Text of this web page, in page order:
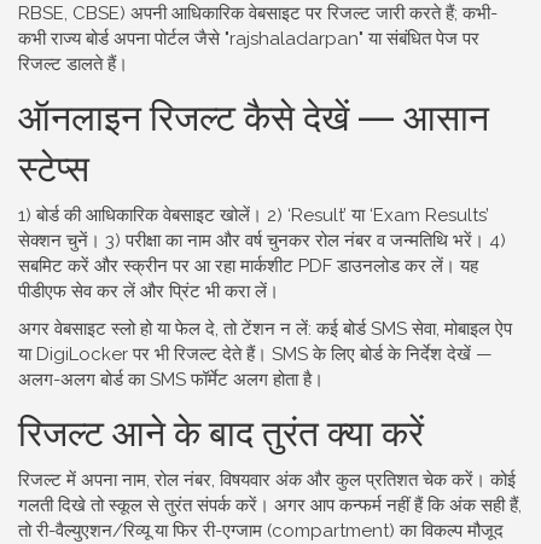
RBSE, CBSE) अपनी आधिकारिक वेबसाइट पर रिजल्ट जारी करते हैं; कभी-
कभी राज्य बोर्ड अपना पोर्टल जैसे "rajshaladarpan" या संबंधित पेज पर
रिजल्ट डालते हैं।
ऑनलाइन रिजल्ट कैसे देखें — आसान
स्टेप्स
1) बोर्ड की आधिकारिक वेबसाइट खोलें। 2) ‘Result’ या ‘Exam Results’
सेक्शन चुनें। 3) परीक्षा का नाम और वर्ष चुनकर रोल नंबर व जन्मतिथि भरें। 4)
सबमिट करें और स्क्रीन पर आ रहा मार्कशीट PDF डाउनलोड कर लें। यह
पीडीएफ सेव कर लें और प्रिंट भी करा लें।
अगर वेबसाइट स्लो हो या फेल दे, तो टेंशन न लें: कई बोर्ड SMS सेवा, मोबाइल ऐप
या DigiLocker पर भी रिजल्ट देते हैं। SMS के लिए बोर्ड के निर्देश देखें —
अलग-अलग बोर्ड का SMS फॉर्मेट अलग होता है।
रिजल्ट आने के बाद तुरंत क्या करें
रिजल्ट में अपना नाम, रोल नंबर, विषयवार अंक और कुल प्रतिशत चेक करें। कोई
गलती दिखे तो स्कूल से तुरंत संपर्क करें। अगर आप कन्फर्म नहीं हैं कि अंक सही हैं,
तो री-वैल्युएशन/रिव्यू या फिर री-एग्जाम (compartment) का विकल्प मौजूद